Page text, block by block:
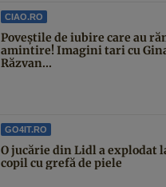
CIAO.RO
Poveştile de iubire care au
amintire! Imagini tari cu
Răzvan...
GO4IT.RO
O jucărie din Lidl a explodat
copil cu grefă de piele